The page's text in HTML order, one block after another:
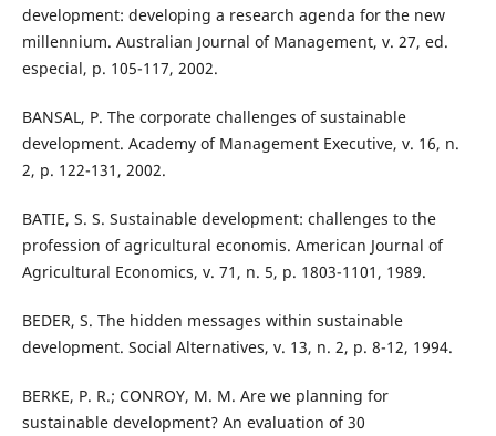
development: developing a research agenda for the new
millennium. Australian Journal of Management, v. 27, ed.
especial, p. 105-117, 2002.
BANSAL, P. The corporate challenges of sustainable
development. Academy of Management Executive, v. 16, n.
2, p. 122-131, 2002.
BATIE, S. S. Sustainable development: challenges to the
profession of agricultural economis. American Journal of
Agricultural Economics, v. 71, n. 5, p. 1803-1101, 1989.
BEDER, S. The hidden messages within sustainable
development. Social Alternatives, v. 13, n. 2, p. 8-12, 1994.
BERKE, P. R.; CONROY, M. M. Are we planning for
sustainable development? An evaluation of 30